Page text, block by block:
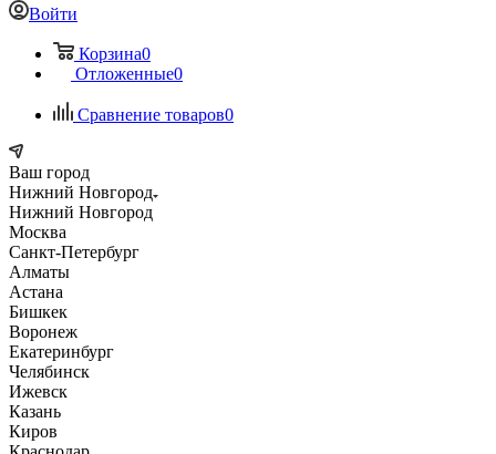
Войти
Корзина0
Отложенные0
Сравнение товаров0
Ваш город
Нижний Новгород
Нижний Новгород
Москва
Санкт-Петербург
Алматы
Астана
Бишкек
Воронеж
Екатеринбург
Челябинск
Ижевск
Казань
Киров